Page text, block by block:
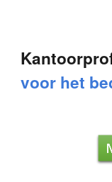
voor het